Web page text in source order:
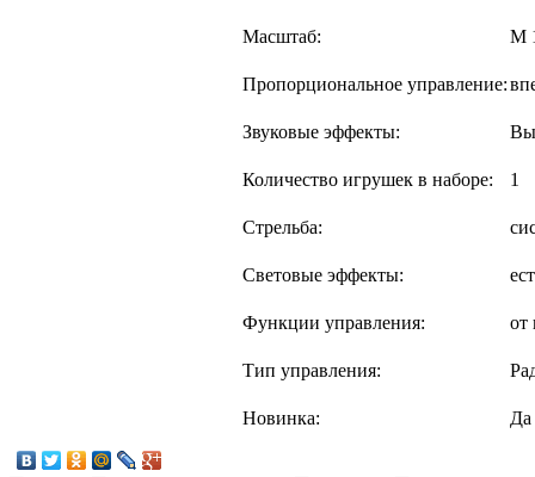
Масштаб: М
Пропорциональное управление:
Звуковые эффекты:
Количество игрушек в наборе: 1
Стрельба:
Световые эффекты:
Функции управления: от
Тип управления:
Новинка: Да